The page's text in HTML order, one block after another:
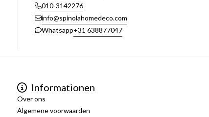
010-3142276
info@spinolahomedeco.com
Whatsapp+31 638877047
Informationen
Over ons
Algemene voorwaarden